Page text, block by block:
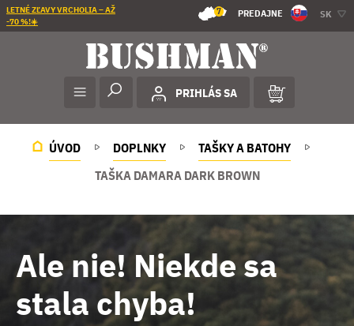
LETNÉ ZĽAVY VRCHOLIA – AŽ
-70 %!☀️
7 PREDAJNE SK
PRIHLÁS SA
ÚVOD DOPLNKY
TAŠKY A BATOHY
TAŠKA DAMARA DARK BROWN
Ale nie! Niekde sa
stala chyba!